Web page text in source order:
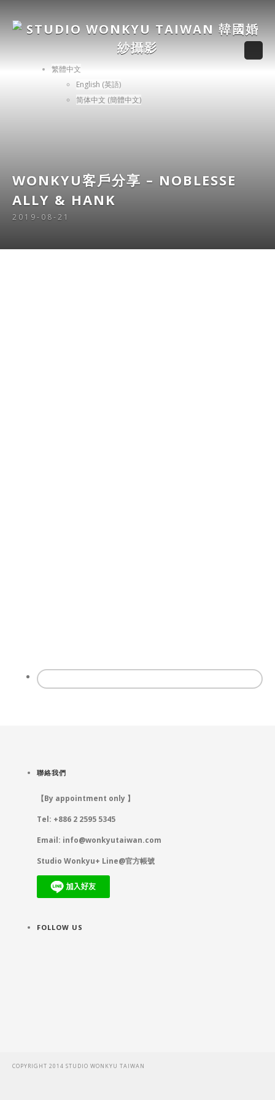
繁體中文
English (英語)
简体中文 (簡體中文)
WONKYU客戶分享 – NOBLESSE
ALLY & HANK
2019-08-21
聯絡我們
【By appointment only 】
Tel: +886 2 2595 5345
Email: info@wonkyutaiwan.com
Studio Wonkyu+ Line@官方帳號
FOLLOW US
COPYRIGHT 2014 STUDIO WONKYU TAIWAN